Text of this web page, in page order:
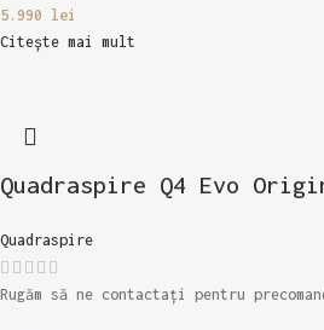
5.990 lei
Citește mai mult
Quadraspire Q4 Evo
Quadraspire
Rugăm să ne contactați pentru